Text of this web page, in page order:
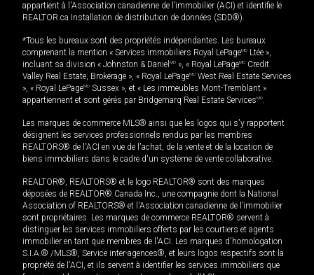
appartient à l'Association canadienne de l’immobilier (ACI) et identifie le
REALTOR.ca Installation de distribution de données (SDD®).
*Tous les bureaux sont des propriétés indépendantes. Les bureaux
comprenant la mention « Services immobiliers Royal LePageMD Ltée »,
incluant sa division « Johnston & Daniel MD », « Royal LePageMD Credit
Valley Real Estate, Brokerage », « Royal LePageMD West Real Estate Services
», « Royal LePageMD Sussex », et « Les immeubles Mont-Tremblant »
appartiennent et sont gérés par Bridgemarq Real Estate ServicesMD.
Les marques de commerce MLS® ainsi que les logos qui s'y rapportent
désignent les services professionnels rendus par les membres
REALTORS® de l'ACI en vue de l'achat, de la vente et de la location de
biens immobiliers dans le cadre d'un système de vente collaborative.
REALTOR®, REALTORS® et le logo REALTOR® sont des marques
déposées de REALTOR® Canada Inc., une compagnie dont la National
Association of REALTORS® et l'Association canadienne de l’immobilier
sont propriétaires. Les marques de commerce REALTOR® servent à
distinguer les services immobiliers offerts par les courtiers et agents
immobilier en tant que membres de l'ACI. Les marques d'homologation
S.I.A.® /MLS®, Service inter-agences®, et leurs logos respectifs sont la
propriété de l'ACI, et ils servent à identifier les services immobiliers que